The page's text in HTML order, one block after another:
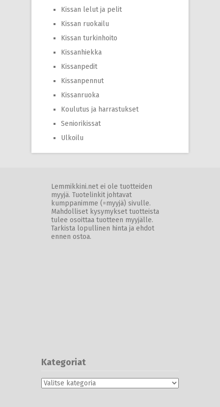
Kissan lelut ja pelit
Kissan ruokailu
Kissan turkinhoito
Kissanhiekka
Kissanpedit
Kissanpennut
Kissanruoka
Koulutus ja harrastukset
Seniorikissat
Ulkoilu
Lemmikkini.net ei ole tuotteiden
myyjä. Tuotelinkit johtavat
kumppanimme (=myyjä) sivulle.
Mahdolliset kysymykset tuotteista
tulee osoittaa tuotteen myyjälle.
Tarkista lopullinen hinta ja ehdot
ennen ostoa.
Kategoriat
Kategoriat